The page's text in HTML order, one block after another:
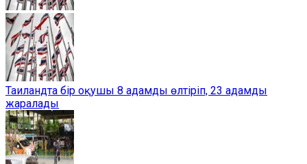
Таиландта бір оқушы 8 адамды өлтіріп, 23 адамды
жаралады